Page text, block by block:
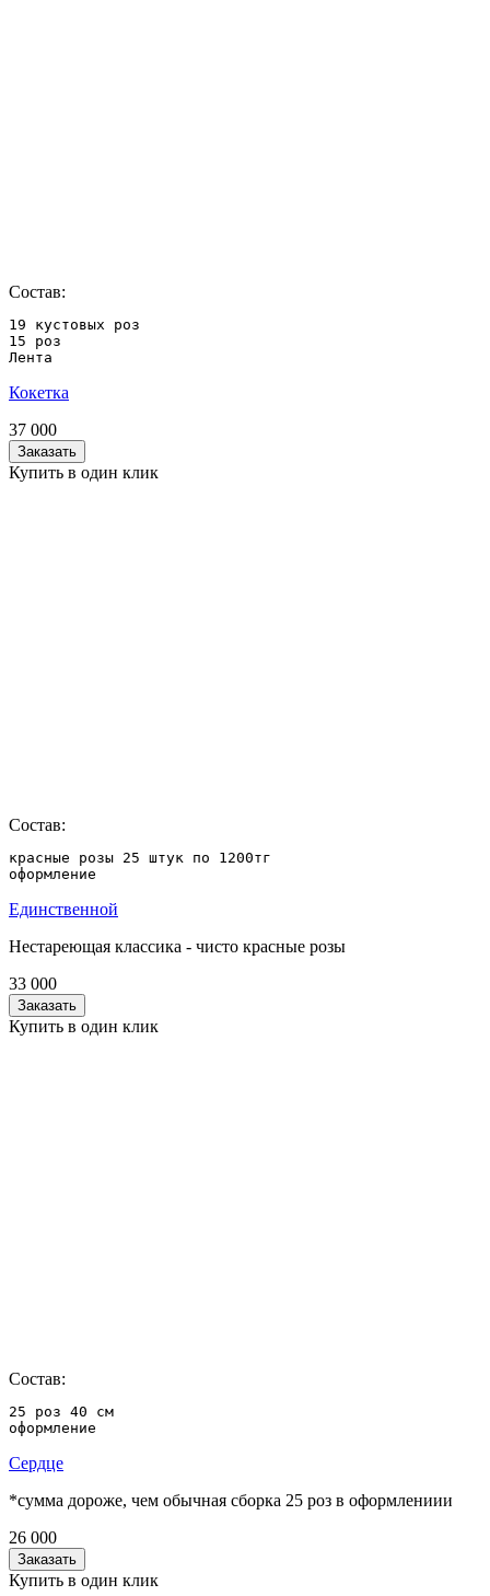
Состав:
19 кустовых роз
15 роз
Лента
Кокетка
37 000
Заказать
Купить в один клик
Состав:
красные розы 25 штук по 1200тг
оформление
Единственной
Нестареющая классика - чисто красные розы
33 000
Заказать
Купить в один клик
Состав:
25 роз 40 см
оформление
Сердце
*сумма дороже, чем обычная сборка 25 роз в оформлениии
26 000
Заказать
Купить в один клик